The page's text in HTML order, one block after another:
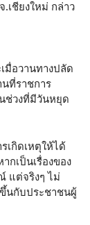
เชียงใหม่ กล่าว
มื่อวานทางปลัด
ที่ราชการ
ช่วงที่มีวันหยุด
เกิดเหตุให้ได้
กเป็นเรื่องของ
แต่จริงๆ ไม่
นกับประชาชนผู้